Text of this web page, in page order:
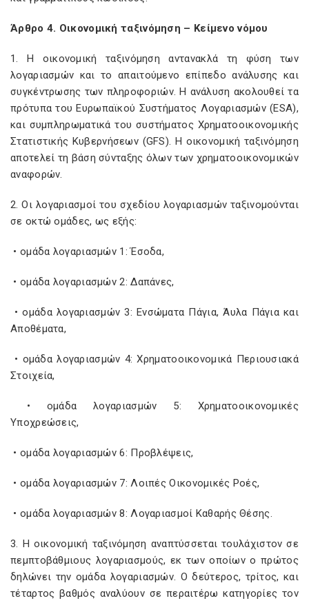
Άρθρο 4. Οικονομική ταξινόμηση – Κείμενο νόμου
1. Η οικονομική ταξινόμηση αντανακλά τη φύση των
λογαριασμών και το απαιτούμενο επίπεδο ανάλυσης και
συγκέντρωσης των πληροφοριών. Η ανάλυση ακολουθεί τα
πρότυπα του Ευρωπαϊκού Συστήματος Λογαριασμών (ESA),
και συμπληρωματικά του συστήματος Χρηματοοικονομικής
Στατιστικής Κυβερνήσεων (GFS). Η οικονομική ταξινόμηση
αποτελεί τη βάση σύνταξης όλων των χρηματοοικονομικών
αναφορών.
2. Οι λογαριασμοί του σχεδίου λογαριασμών ταξινομούνται
σε οκτώ ομάδες, ως εξής:
• ομάδα λογαριασμών 1: Έσοδα,
• ομάδα λογαριασμών 2: Δαπάνες,
• ομάδα λογαριασμών 3: Ενσώματα Πάγια, Άυλα Πάγια και
Αποθέματα,
• ομάδα λογαριασμών 4: Χρηματοοικονομικά Περιουσιακά
Στοιχεία,
• ομάδα λογαριασμών 5: Χρηματοοικονομικές
Υποχρεώσεις,
• ομάδα λογαριασμών 6: Προβλέψεις,
• ομάδα λογαριασμών 7: Λοιπές Οικονομικές Ροές,
• ομάδα λογαριασμών 8: Λογαριασμοί Καθαρής Θέσης.
3. H οικονομική ταξινόμηση αναπτύσσεται τουλάχιστον σε
πεμπτοβάθμιους λογαριασμούς, εκ των οποίων ο πρώτος
δηλώνει την ομάδα λογαριασμών. Ο δεύτερος, τρίτος, και
τέταρτος βαθμός αναλύουν σε περαιτέρω κατηγορίες τον